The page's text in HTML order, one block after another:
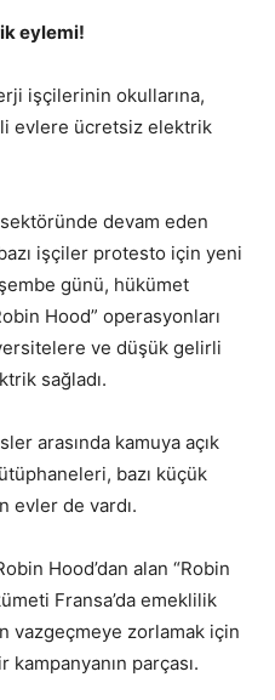
eylemi!
işçilerinin okullarına,
evlere ücretsiz elektrik
devam eden
işçiler protesto için yeni
günü, hükümet
Hood” operasyonları
ve düşük gelirli
sağladı.
arasında kamuya açık
bazı küçük
evler de vardı.
Hood’dan alan “Robin
Fransa’da emeklilik
vazgeçmeye zorlamak için
parçası.